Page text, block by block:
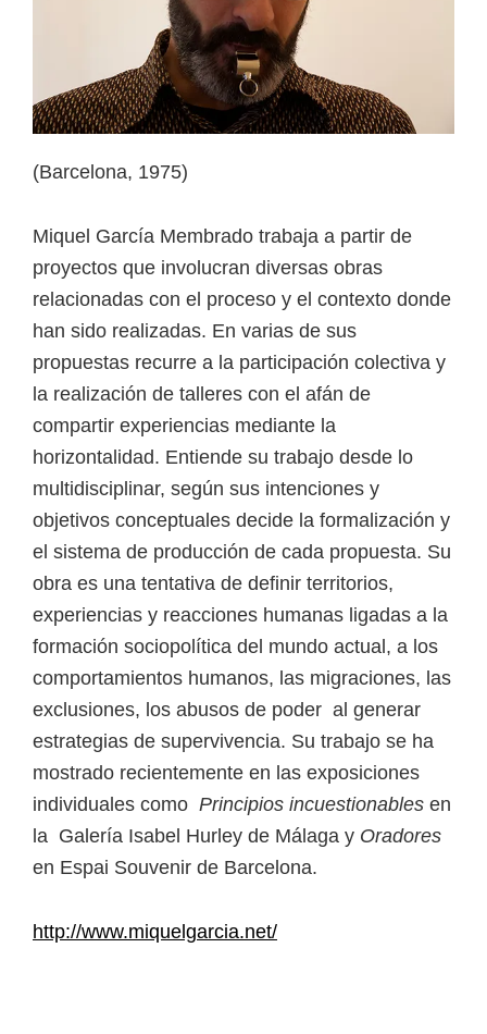
(Barcelona, 1975)
Miquel García Membrado trabaja a partir de
proyectos que involucran diversas obras
relacionadas con el proceso y el contexto donde
han sido realizadas. En varias de sus
propuestas recurre a la participación colectiva y
la realización de talleres con el afán de
compartir experiencias mediante la
horizontalidad. Entiende su trabajo desde lo
multidisciplinar, según sus intenciones y
objetivos conceptuales decide la formalización y
el sistema de producción de cada propuesta. Su
obra es una tentativa de definir territorios,
experiencias y reacciones humanas ligadas a la
formación sociopolítica del mundo actual, a los
comportamientos humanos, las migraciones, las
exclusiones, los abusos de poder al generar
estrategias de supervivencia. Su trabajo se ha
mostrado recientemente en las exposiciones
individuales como Principios incuestionables en
la Galería Isabel Hurley de Málaga y Oradores
en Espai Souvenir de Barcelona.
http://www.miquelgarcia.net/